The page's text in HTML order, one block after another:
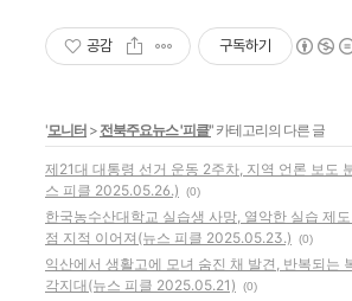
공감 구독하기
'모니터 > 전북주요뉴스 '피클'' 카테고리의 다른 글
제21대 대통령 선거 운동 2주차, 지역 언론 보도
스 피클 2025.05.26.)
(0)
한국농수산대학교 실습생 사망, 열악한 실습 제
점 지적 이어져(뉴스 피클 2025.05.23.)
(0)
익산에서 생활고에 모녀 숨진 채 발견, 반복되는
각지대(뉴스 피클 2025.05.21)
(0)